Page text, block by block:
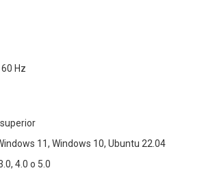
Hz
11, Windows 10, Ubuntu 22.04
4.0 o 5.0